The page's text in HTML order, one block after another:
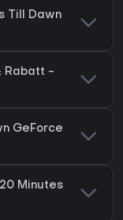
Till Dawn
Rabatt -
GeForce
Minutes